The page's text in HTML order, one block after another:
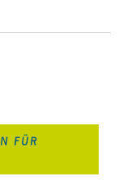
FÜR